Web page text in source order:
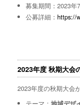
募集期間：2023年
公募詳細：https://
2023年度 秋期大会
2023年度の秋期大会